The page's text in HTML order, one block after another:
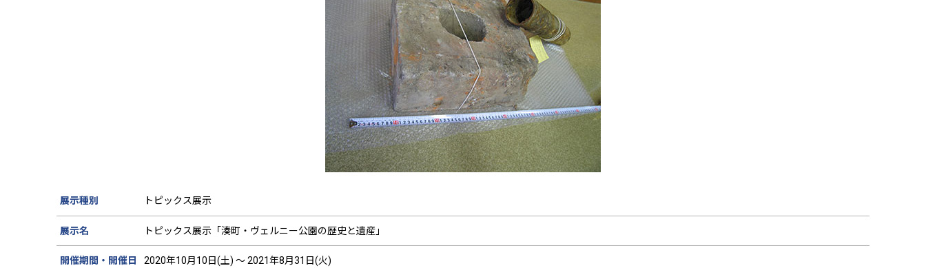
展示種別 トピックス展示
展示名 トピックス展示「湊町・ヴェルニー公園の歴史と遺産」
開催期間・開催日 2020年10月10日(土) ～ 2021年8月31日(火)